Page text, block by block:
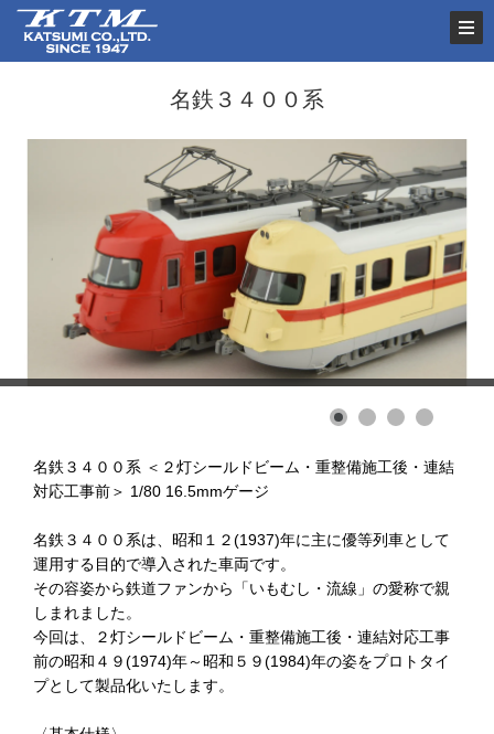
名鉄３４００系
名鉄３４００系 ＜２灯シールドビーム・重整備施工後・連結
対応工事前＞ 1/80 16.5mmゲージ
名鉄３４００系は、昭和１２(1937)年に主に優等列車として
運用する目的で導入された車両です。
その容姿から鉄道ファンから「いもむし・流線」の愛称で親
しまれました。
今回は、２灯シールドビーム・重整備施工後・連結対応工事
前の昭和４９(1974)年～昭和５９(1984)年の姿をプロトタイ
プとして製品化いたします。